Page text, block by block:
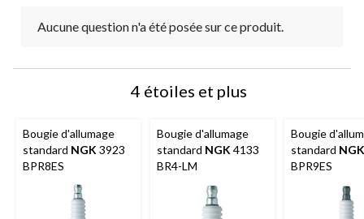
Aucune question n'a été posée sur ce produit.
4 étoiles et plus
Bougie d'allumage
standard NGK 3923
BPR8ES
Bougie d'allumage
standard NGK 4133
BR4-LM
Bougie
standard NGK
BPR9ES